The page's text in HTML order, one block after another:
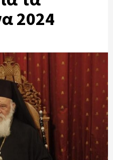
2024